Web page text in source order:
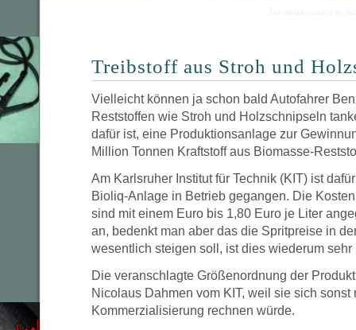
Treibstoff aus Stroh und
Vielleicht können ja schon bald Autofahrer
Reststoffen wie Stroh und Holzschnipseln
dafür ist, eine Produktionsanlage zur
Million Tonnen Kraftstoff aus Biomasse-
Am Karlsruher Institut für Technik (KIT) ist
Bioliq-Anlage in Betrieb gegangen. Die
sind mit einem Euro bis 1,80 Euro je Liter
an, bedenkt man aber das die Spritpreise in
wesentlich steigen soll, ist dies wiederum sehr
Die veranschlagte Größenordnung der
Nicolaus Dahmen vom KIT, weil sie sich sonst
Kommerzialisierung rechnen würde.